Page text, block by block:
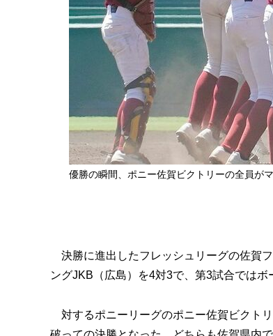
優勝の瞬間、ポニー佐賀ビクトリーの全員が
決勝に進出したフレッシュリーグの佐賀
ングJKB（広島）を4対3で、第3試合では
対するポニーリーグのポニー佐賀ビクト